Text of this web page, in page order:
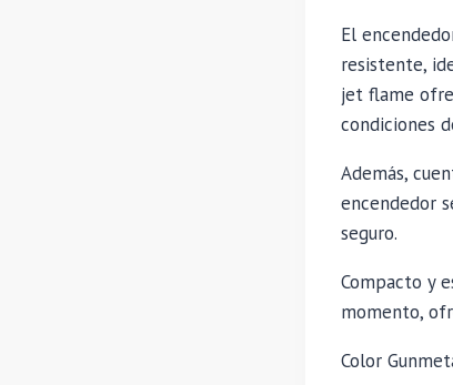
El
resistente,
jet flame
condiciones
Además,
encendedor
seguro.
Compacto y
momento,
Color